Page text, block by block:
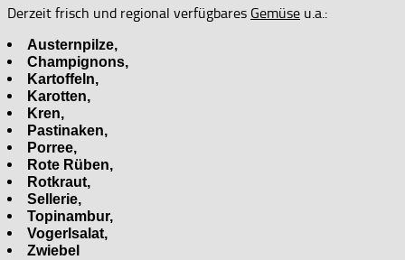
Derzeit frisch und regional verfügbares Gemüse u.a.:
Austernpilze,
Champignons,
Kartoffeln,
Karotten,
Kren,
Pastinaken,
Porree,
Rote Rüben,
Rotkraut,
Sellerie,
Topinambur,
Vogerlsalat,
Zwiebel